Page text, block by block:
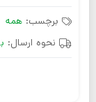
برچسب: همه
نحوه ارسال: